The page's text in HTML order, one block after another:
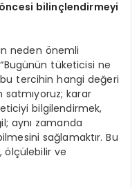
öncesi bilinçlendirmeyi
neden önemli
tüketicisi ne
bu tercihin hangi değeri
satmıyoruz; karar
bilgilendirmek,
aynı zamanda
sağlamaktır. Bu
ölçülebilir ve